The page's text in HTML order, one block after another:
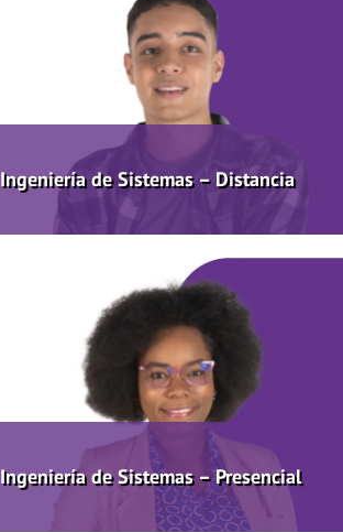
Ingeniería de Sistemas – Distancia
Ingeniería de Sistemas – Presencial